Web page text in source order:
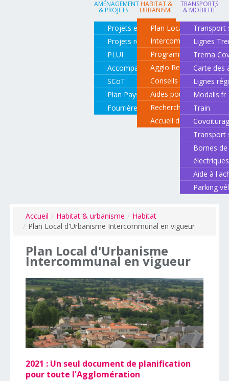
AMÉNAGEMENT
& PROJETS
Projets en cours
Projets réalisés
PLUI
Accompagnement de projets
SCoT
Plan Paysage
Fourrière animale
HABITAT &
URBANISME
Plan Local d'Urbanisme
Intercommunal
Programme local de
Agglo Renov
Conseils pour rénover
Aides pour rénover
Recherche d'un
Accueil des gens du
TRANSPORTS
& MOBILITÉ
Transport
Lignes
Trema
Carte des
Lignes
Modalis.fr
Train
Transport
Bornes
électriques
Aide à
Parking
Accueil / Habitat & urbanisme / Habitat
/ Plan Local d'Urbanisme Intercommunal en vigueur
Plan Local d'Urbanisme
Intercommunalen vigueur
2021 : Un seul document de planification
pour toute l'Agglomération